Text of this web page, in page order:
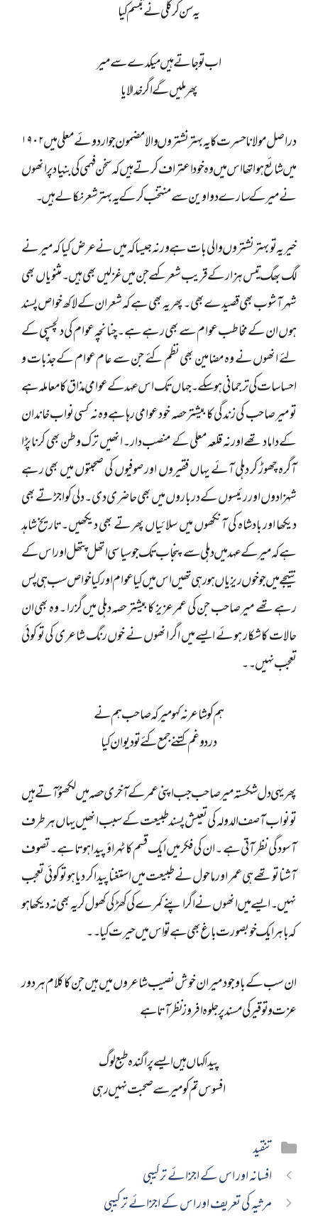
یہ سن کر کلی نے تبسم کیا
اب تو جاتے ہیں میکدے سے میر
پھر ملیں گے اگر خدا لایا
دراصل مولانا حسرت کا یہ بہتر نشتروں والا مضمون جو اردوئے معلی میں ۱۹۰۲
میں شائع ہوا تھا اس میں وہ خود اعتراف کرتے ہیں کہ سخن فہمی کی بنیاد پر انھوں
نے میر کے سارے دواوین سے منتخب کرکے یہ بہتر شعر نکالے ہیں ۔
خیر یہ تو بہتر نشتروں والی بات ہے ورنہ جیسا کہ میں نے عرض کیا کہ میر نے
لگ بھگ تیس ہزار کے قریب شعر کہے جن میں غزلیں بھی ہیں ۔مثنویاں بھی
شہر آشوب بھی قصیدے بھی ۔پھر یہ بھی ہے کہ شعر ان کے لاکھ خواص پسند
ہوں ان کے مخاطب عوام سے بھی رہے ہے ۔ چنانچہ عوام کی دلچسپی کے
لئے انھوں نے وہ مضامین بھی نظم کئے جن سے عام عوام کے جذبات و
احساسات کی ترجمانی ہو سکے ۔ جہاں تک اس عہد کے عوامی مذاق کا معاملہ ہے
تو میر صاحب کی زندگی کا بیشتر حصہ خود عوامی رہا ہے وہ نہ کسی نواب خاندان
کے داماد تھے اور نہ قلعہ معلی کے منصب دار ۔انھیں ترک وطن بھی کرنا پڑا
آگرہ چھوڑ کر دہلی آئے یہاں فقیروں اور صوفیوں کی صحبتوں میں بھی رہے
شہزادوں اور رئیسوں کے درباروں میں بھی حاضری دی ۔ دلی کو اجڑتے بھی
دیکھا اور بادشاہ کی آنکھوں میں سلائیاں پھرتے بھی دیکھیں۔تاریخ شاہد
ہے کہ میر کے عہد میں دہلی سے پنجاب تک جو سیاسی اتھل پتھل اور اس کے
نتیجے میں جو خوں ریزیاں ہو رہی تھیں اس میں کیا عوام اور کیا خواص سب ہی پس
رہے تھے میر صاحب جن کی عمر عزیز کا بیشتر حصہ دہلی میں گزرا ۔ وہ بھی ان
حالات کا شکار ہوئے ایسے میں اگر انھوں نے خوں رنگ شاعری کی تو کوئی
تعجب نہیں ۔۔
ہم کو شاعر نہ کہو میر کہ صاحب ہم نے
درد وغم کتنے جمع کئے تو دیوان کیا
پھر یہی دل شکستہ میر صاحب جب اپنی عمر کے آخری حصہ میں لکھنؤ آتے ہیں
تو نواب آصف الدولہ کی تعیش پسند طبیعت کے سبب انھیں یہاں ہر طرف
آسودگی نظر آتی ہے ۔ان کی فکر میں ایک قسم کا ٹہراؤ پیدا ہوتا ہے ۔ تصوف
آشنا تو تھے ہی عمر اور ماحول نے طبیعت میں استغنا پیدا کر دیا ہو تو کوئی تعجب
نہیں ۔ایسے میں انھوں نے اگر اپنےکمرے کی کھڑکی کھول کر یہ بھی نہ دیکھا ہو
کہ باہر ایک خوبصورت باغ بھی ہے تو اس میں حیرت کیا ۔۔
ان سب کے باوجود میر ان خوش نصیب شاعروں میں ہیں جن کا کلام ہر دور
عزت و توقیر کی مسند پر جلوہ افروز نظر آتا ہے
پیدا کہاں ہیں ایسے پراگندہ طبع لوگ
افسوس تم کو میر سے صحبت نہیں رہی
Categories
تنقید
افسانہ اور اس کے اجزائے ترکیبی
مرثیہ کی تعریف اور اس کے اجزائے ترکیبی